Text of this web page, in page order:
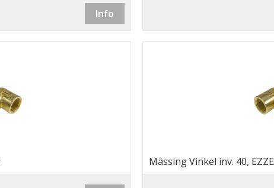
Info
Mässing Vinkel inv. 40, EZZE